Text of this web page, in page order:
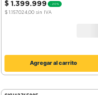
$ 1 .399.999 -20%
$ 1.157.024,00 sin IVA
Agregar al carrito